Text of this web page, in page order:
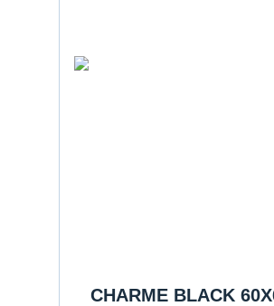
CHARME BLACK